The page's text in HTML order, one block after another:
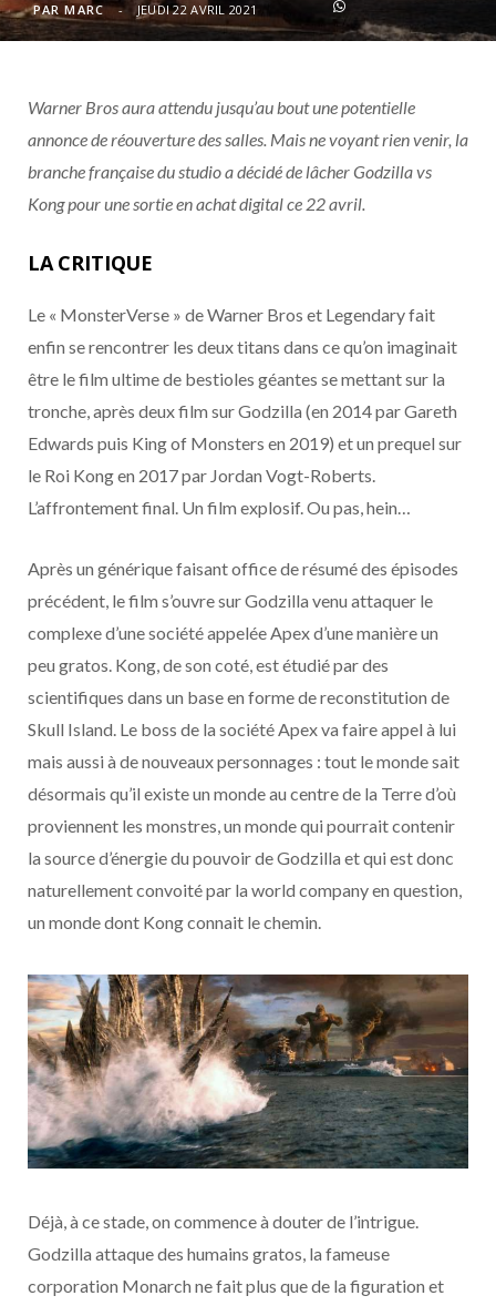
o t
r
)
m u
d
PAR MARC JEUDI 22 AVRIL 2021
Warner Bros aura attendu jusqu’au bout une potentielle
annonce de réouverture des salles. Mais ne voyant rien venir, la
branche française du studio a décidé de lâcher Godzilla vs
Kong pour une sortie en achat digital ce 22 avril.
LA CRITIQUE
Le « MonsterVerse » de Warner Bros et Legendary fait
enfin se rencontrer les deux titans dans ce qu’on imaginait
être le film ultime de bestioles géantes se mettant sur la
tronche, après deux film sur Godzilla (en 2014 par Gareth
Edwards puis King of Monsters en 2019) et un prequel sur
le Roi Kong en 2017 par Jordan Vogt-Roberts.
L’affrontement final. Un film explosif. Ou pas, hein…
Après un générique faisant office de résumé des épisodes
précédent, le film s’ouvre sur Godzilla venu attaquer le
complexe d’une société appelée Apex d’une manière un
peu gratos. Kong, de son coté, est étudié par des
scientifiques dans un base en forme de reconstitution de
Skull Island. Le boss de la société Apex va faire appel à lui
mais aussi à de nouveaux personnages : tout le monde sait
désormais qu’il existe un monde au centre de la Terre d’où
proviennent les monstres, un monde qui pourrait contenir
la source d’énergie du pouvoir de Godzilla et qui est donc
naturellement convoité par la world company en question,
un monde dont Kong connait le chemin.
Déjà, à ce stade, on commence à douter de l’intrigue.
Godzilla attaque des humains gratos, la fameuse
corporation Monarch ne fait plus que de la figuration et